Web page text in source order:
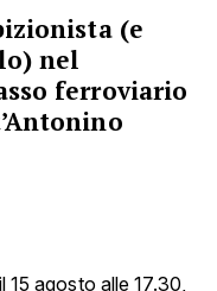
(e
nel
ferroviario
15 agosto alle 17.30,